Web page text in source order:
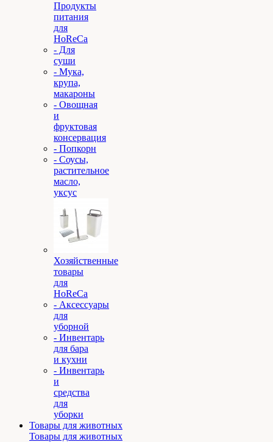
Продукты
питания
для
HoReCa
- Для
суши
- Мука,
крупа,
макароны
- Овощная
и
фруктовая
консервация
- Попкорн
- Соусы,
растительное
масло,
уксус
Хозяйственные
товары
для
HoReCa
- Аксессуары
для
уборной
- Инвентарь
для бара
и кухни
- Инвентарь
и
средства
для
уборки
Товары для животных
Товары для животных